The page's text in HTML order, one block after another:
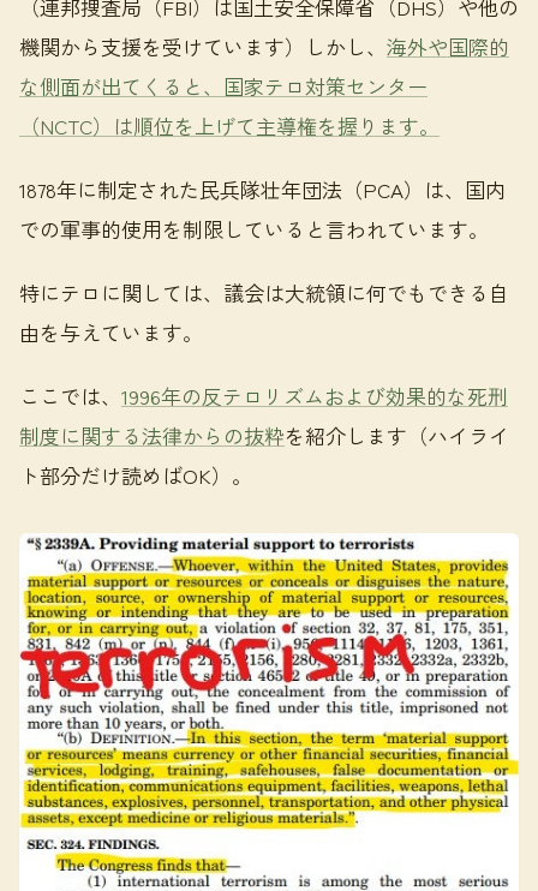
（連邦捜査局（FBI）は国土安全保障省（DHS）や他の
機関から支援を受けています）しかし、 海外や国際的
な側面が出てくると、国家テロ対策センター
（NCTC）は順位を上げて主導権を握ります。
1878年に制定された民兵隊壮年団法（PCA）は、国内
での軍事的使用を制限していると言われています。
特にテロに関しては、議会は大統領に何でもできる自
由を与えています。
ここでは、 1996年の反テロリズムおよび効果的な死刑
制度に関する法律からの抜粋を紹介します（ハイライ
ト部分だけ読めばOK）。